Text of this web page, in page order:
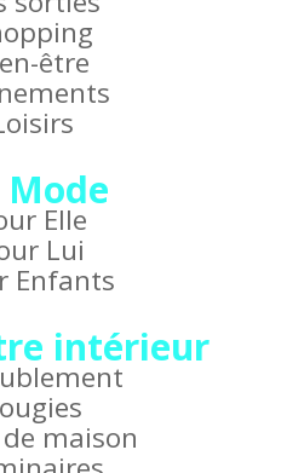
être
Mode
Elle
Lui
Enfants
intérieur
maison